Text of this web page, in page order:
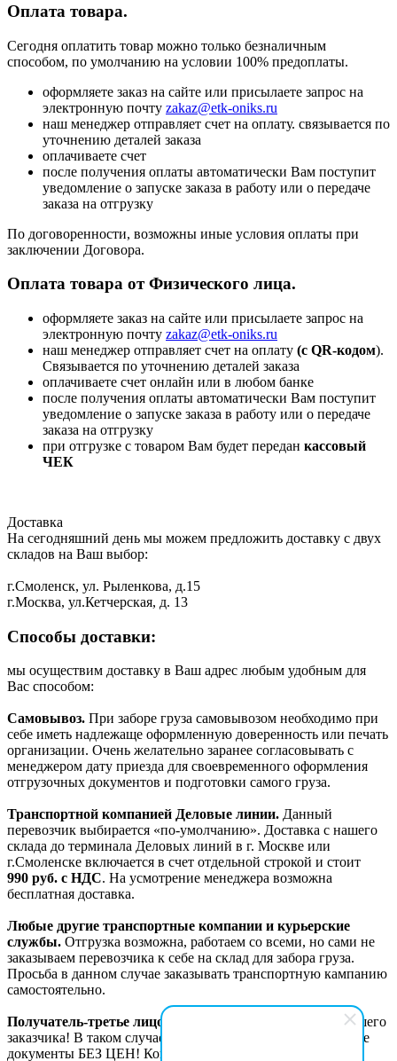
Оплата товара.
Сегодня оплатить товар можно только безналичным
способом, по умолчанию на условии 100% предоплаты.
оформляете заказ на сайте или присылаете запрос на
электронную почту zakaz@etk-oniks.ru
наш менеджер отправляет счет на оплату. связывается по
уточнению деталей заказа
оплачиваете счет
после получения оплаты автоматически Вам поступит
уведомление о запуске заказа в работу или о передаче
заказа на отгрузку
По договоренности, возможны иные условия оплаты при
заключении Договора.
Оплата товара от Физического лица.
оформляете заказ на сайте или присылаете запрос на
электронную почту zakaz@etk-oniks.ru
наш менеджер отправляет счет на оплату (с QR-кодом).
Связывается по уточнению деталей заказа
оплачиваете счет онлайн или в любом банке
после получения оплаты автоматически Вам поступит
уведомление о запуске заказа в работу или о передаче
заказа на отгрузку
при отгрузке с товаром Вам будет передан кассовый
ЧЕК
Доставка
На сегодняшний день мы можем предложить доставку с двух
складов на Ваш выбор:
г.Смоленск, ул. Рыленкова, д.15
г.Москва, ул.Кетчерская, д. 13
Способы доставки:
мы осуществим доставку в Ваш адрес любым удобным для
Вас способом:
Самовывоз. При заборе груза самовывозом необходимо при
себе иметь надлежаще оформленную доверенность или печать
организации. Очень желательно заранее согласовывать с
менеджером дату приезда для своевременного оформления
отгрузочных документов и подготовки самого груза.
Транспортной компанией Деловые линии. Данный
перевозчик выбирается «по-умолчанию». Доставка с нашего
склада до терминала Деловых линий в г. Москве или
г.Смоленске включается в счет отдельной строкой и стоит
990 руб. с НДС. На усмотрение менеджера возможна
бесплатная доставка.
Любые другие транспортные компании и курьерские
службы. Отгрузка возможна, работаем со всеми, но сами не
заказываем перевозчика к себе на склад для забора груза.
Просьба в данном случае заказывать транспортную кампанию
самостоятельно.
Получатель-третье лицо!
Возможна отгрузка в адрес Вашего
заказчика! В таком случае с грузом идут сопроводительные
документы БЕЗ ЦЕН! Копии товаросопроводительных